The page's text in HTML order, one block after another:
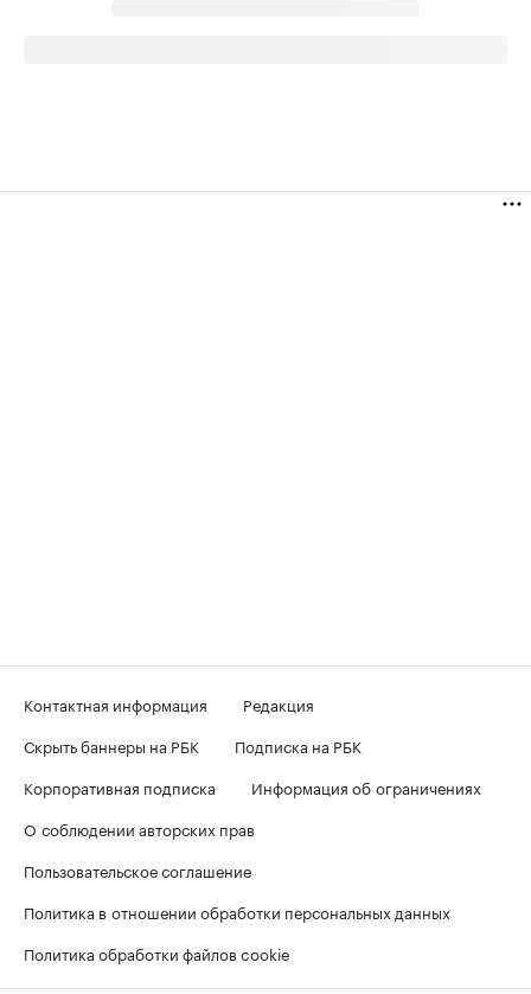
Контактная информация
Редакция
Скрыть баннеры на РБК
Подписка на РБК
Корпоративная подписка
Информация об ограничениях
О соблюдении авторских прав
Пользовательское соглашение
Политика в отношении обработки персональных данных
Политика обработки файлов cookie